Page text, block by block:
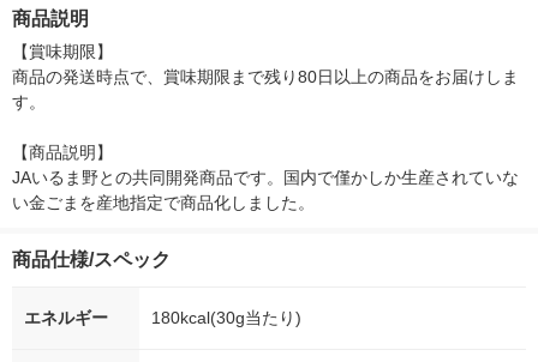
商品説明
【賞味期限】
商品の発送時点で、賞味期限まで残り80日以上の商品をお届けしま
す。
【商品説明】
JAいるま野との共同開発商品です。国内で僅かしか生産されていな
い金ごまを産地指定で商品化しました。
商品仕様/スペック
エネルギー 180kcal(30g当たり)